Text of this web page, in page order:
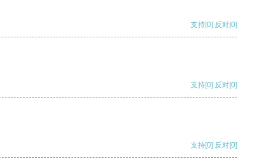
支持[0] 反对[0]
支持[0] 反对[0]
支持[0] 反对[0]